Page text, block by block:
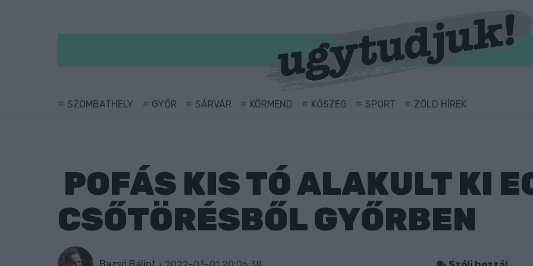
SZOMBATHELY GYŐR SÁRVÁR KÖRMEND KŐSZEG SPORT ZÖLD HÍREK
POFÁS KIS TÓ ALAKULT KI
CSŐTÖRÉSBŐL GYŐRBEN
Bazsó Bálint